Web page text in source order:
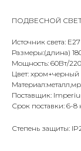
ПОДВЕСНОЙ
Источник света: Е27
Размеры:(длина)
Мощность: 60Вт/
Цвет: хром+черный
Поставщик:
Срок поставки: 6-8
Степень защиты: